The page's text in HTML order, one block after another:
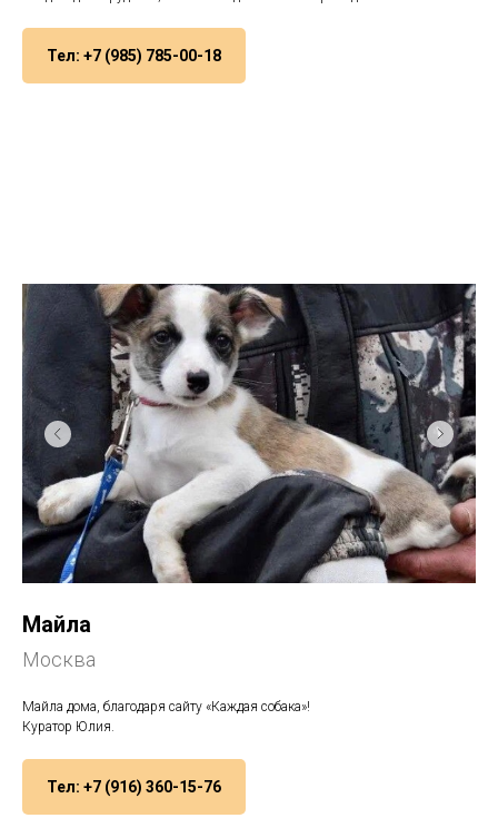
Тел: +7 (985) 785-00-18
Майла
Москва
Майла дома, благодаря сайту «Каждая собака»!
Куратор Юлия.
Тел: +7 (916) 360-15-76